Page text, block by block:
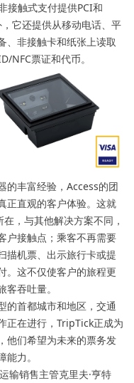
接触式支付提供PCI和
它还提供从移动电话、平
、非接触卡和纸张上读取
NFC票证和代币。
的丰富经验，Access的团
正直观的客户体验。这就
，与其他解决方案不同，
户接触点；乘客不再需要
描机票、出示旅行卡或提
。这不仅使客户的旅程更
吞吐量。
的首都城市和地区，交通
正在进行，TripTick正成为
他们希望为未来的票务发
力。
输销售主管克里夫·亨特